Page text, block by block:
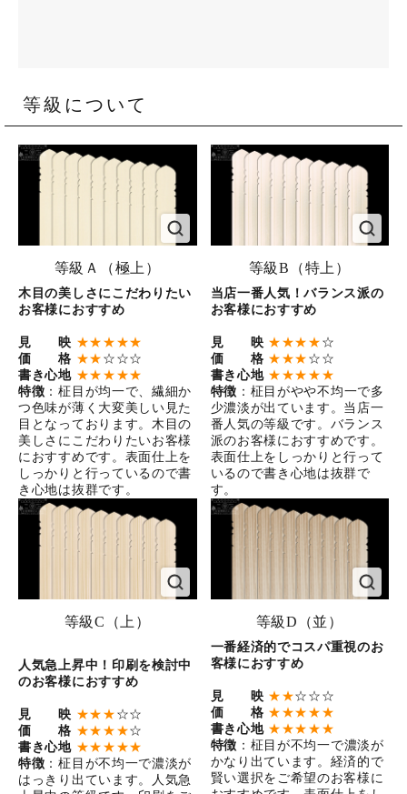
等級について
等級Ａ（極上）
木目の美しさにこだわりたい
お客様におすすめ
見 映 ★★★★★
価 格 ★★ ☆☆☆
書き心地 ★★★★★
特徴 ：柾目が均一で、繊細か
つ色味が薄く大変美しい見た
目となっております。木目の
美しさにこだわりたいお客様
におすすめです。表面仕上を
しっかりと行っているので書
き心地は抜群です。
等級B（特上）
当店一番人気！バランス派の
お客様におすすめ
見 映 ★★★★ ☆
価 格 ★★★ ☆☆
書き心地 ★★★★★
特徴 ：柾目がやや不均一で多
少濃淡が出ています。当店一
番人気の等級です。バランス
派のお客様におすすめです。
表面仕上をしっかりと行って
いるので書き心地は抜群で
す。
等級C（上）
人気急上昇中！印刷を検討中
のお客様におすすめ
見 映 ★★★ ☆☆
価 格 ★★★★☆
書き心地 ★★★★★
特徴 ：柾目が不均一で濃淡が
はっきり出ています。人気急
等級D（並）
一番経済的でコスパ重視のお
客様におすすめ
見 映 ★★☆☆☆
価 格 ★★★★★
書き心地 ★★★★★
特徴 ：柾目が不均一で濃淡が
かなり出ています。経済的で
賢い選択をご希望のお客様に